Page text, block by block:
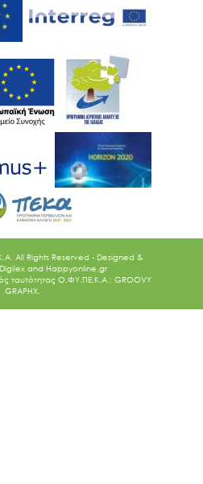
All Rights Reserved - Designed &
Digilex and Happyonline.gr
ταυτότητας Ο.ΦΥ.ΠΕ.Κ.Α.: GROOVY
GRAPHX.